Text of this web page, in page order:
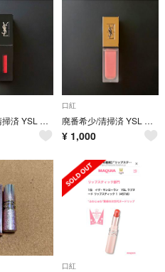
お洒落色/清掃済 YSL イヴ・サンローラン ルージュ ピュールクチュール ヴェルニ ヴィニルクリーム 416 サイケデリックチリ
口紅
廃番希少/清掃済 YSL イヴ・サンローラン タトワージュ クチュール 7 ニュアンテルディ
¥ 1,000
口紅